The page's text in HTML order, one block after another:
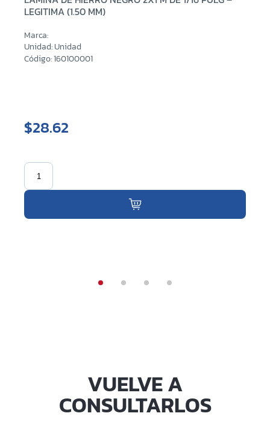
LEGITIMA (1.50 MM)
Marca:
Unidad: Unidad
Código: 160100001
$28.62
VUELVE A
CONSULTARLOS